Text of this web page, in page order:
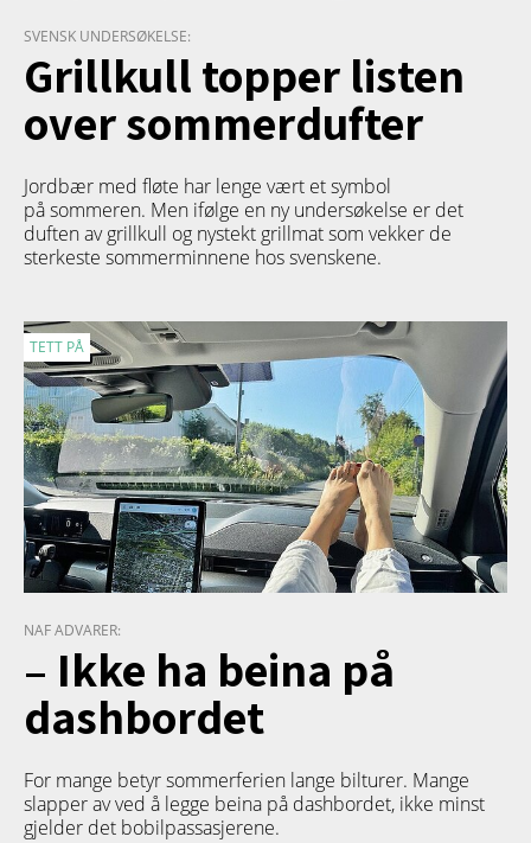
SVENSK UNDERSØKELSE:
Grillkull topper listen
over sommerdufter
Jordbær med fløte har lenge vært et symbol
på sommeren. Men ifølge en ny undersøkelse er det
duften av grillkull og nystekt grillmat som vekker de
sterkeste sommerminnene hos svenskene.
TETT PÅ
NAF ADVARER:
– Ikke ha beina på
dashbordet
For mange betyr sommerferien lange bilturer. Mange
slapper av ved å legge beina på dashbordet, ikke minst
gjelder det bobilpassasjerene.